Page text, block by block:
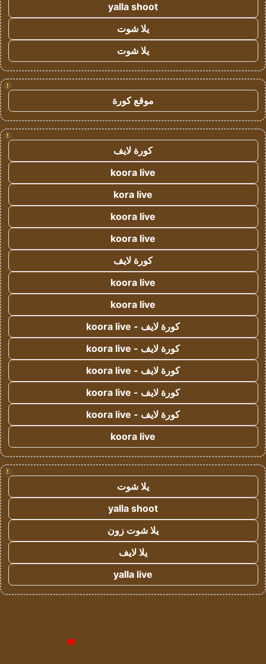
yalla shoot
يلا شوت
يلا شوت
!
موقع كورة
!
كورة لايف
koora live
kora live
koora live
koora live
كورة لايف
koora live
koora live
كورة لايف - koora live
كورة لايف - koora live
كورة لايف - koora live
كورة لايف - koora live
كورة لايف - koora live
koora live
!
يلا شوت
yalla shoot
يلا شوت زون
يلا لايف
yalla live